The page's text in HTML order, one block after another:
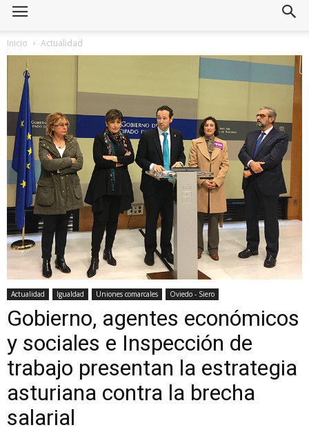
Inicio Actualidad
Actualidad Igualdad Uniones comarcales Oviedo - Siero
Gobierno, agentes económicos
y sociales e Inspección de
trabajo presentan la estrategia
asturiana contra la brecha
salarial